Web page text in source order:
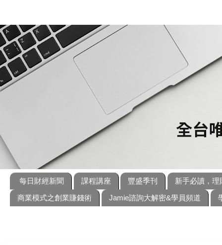
每日財經新聞 課程講座 豐盛季刊
新手必讀，理
商業模式之創業賺錢術
Jamie諮詢大解密&學員頻道